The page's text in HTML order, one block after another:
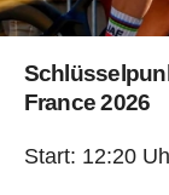
France 2026
Start: 12:20